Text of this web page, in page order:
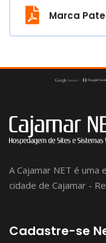
Marca
A Cajamar NET é
cidade de Cajamar -
Cadastre-se